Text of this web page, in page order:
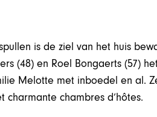
is de ziel van het huis
(48) en Roel Bongaerts (57)
Melotte met inboedel en al.
charmante chambres d’hôtes.